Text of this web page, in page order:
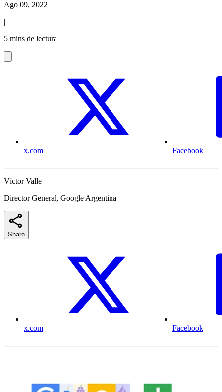
Ago 09, 2022
|
5 mins de lectura
x.com Facebook
Víctor Valle
Director General, Google Argentina
Share
x.com Facebook